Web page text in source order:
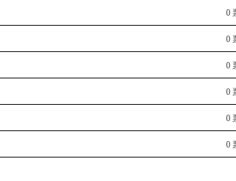
0
0
0
0
0
0